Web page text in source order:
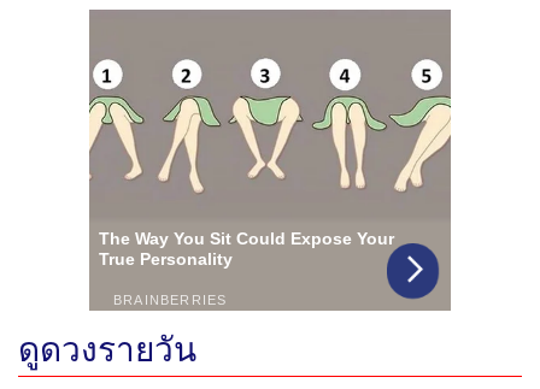
ดูดวงรายวัน